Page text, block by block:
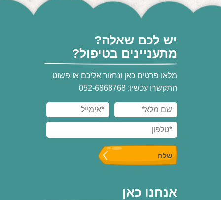
יש לכם שאלה?
מתעניינים בטיפול?
מלאו פרטים כאן ונחזור אליכם או פשוט
התקשרו עכשיו: 052-6868768
אנחנו כאן